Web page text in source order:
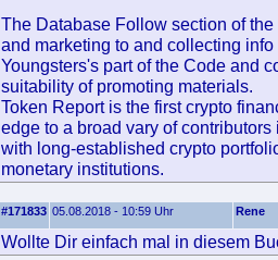
The Database Follow section of
and marketing to and collecting
Youngsters's part of the Code and
suitability of promoting materials.
Token Report is the first crypto
edge to a broad vary of
with long-established crypto
monetary institutions.
#171833 05.08.2018 - 10:59 Uhr Rene
Wollte Dir einfach mal in diesem